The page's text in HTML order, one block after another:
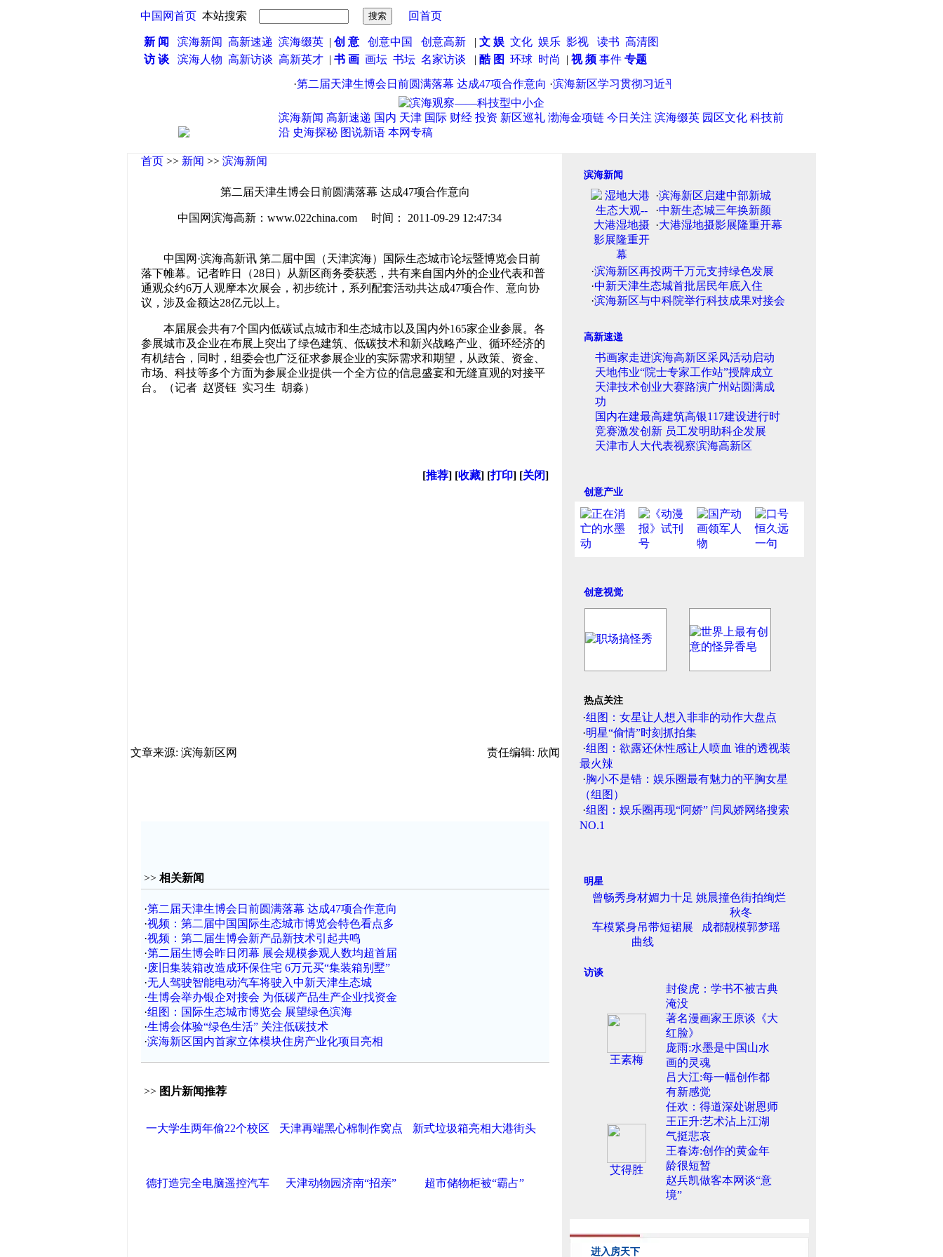
中国网首页 本站搜索 回首页
新 闻 滨海新闻 高新速递 滨海缀英| 创 意 创意中国 创意高新 | 文 娱 文化 娱乐 影视 读书 高清图
访 谈
滨海人物 高新访谈 高新英才 | 书 画 画坛 书坛 名家访谈 | 酷 图 环球 时尚 | 视 频事件 专题
第二届天津生博会日前圆满落幕 达成47项合作意向·滨海新区学习贯彻习近平同志在津考察时重要讲话
滨海新闻 高新速递 国内 天津 国际 财经 投资 新区巡礼 渤海金项链 今日关注 滨海缀英 园区文化 科技前
沿 史海探秘 图说新语 本网专稿
首页 >> 新闻 >> 滨海新闻
第二届天津生博会日前圆满落幕 达成47项合作意向
中国网滨海高新：www.022china.com 时间： 2011-09-29 12:47:34
中国网·滨海高新讯 第二届中国（天津滨海）国际生态城市论坛暨博览会日前
落下帷幕。记者昨日（28日）从新区商务委获悉，共有来自国内外的企业代表和普
通观众约6万人观摩本次展会，初步统计，系列配套活动共达成47项合作、意向协
议，涉及金额达28亿元以上。
本届展会共有7个国内低碳试点城市和生态城市以及国内外165家企业参展。各
参展城市及企业在布展上突出了绿色建筑、低碳技术和新兴战略产业、循环经济的
有机结合，同时，组委会也广泛征求参展企业的实际需求和期望，从政策、资金、
市场、科技等多个方面为参展企业提供一个全方位的信息盛宴和无缝直观的对接平
台。（记者 赵贤钰 实习生 胡淼）
[推荐] [收藏] [打印] [关闭]
文章来源: 滨海新区网 责任编辑: 欣闻
>> 相关新闻
·第二届天津生博会日前圆满落幕 达成47项合作意向
·视频：第二届中国国际生态城市博览会特色看点多
·视频：第二届生博会新产品新技术引起共鸣
·第二届生博会昨日闭幕 展会规模参观人数均超首届
·废旧集装箱改造成环保住宅 6万元买“集装箱别墅”
·无人驾驶智能电动汽车将驶入中新天津生态城
·生博会举办银企对接会 为低碳产品生产企业找资金
·组图：国际生态城市博览会 展望绿色滨海
·生博会体验“绿色生活” 关注低碳技术
·滨海新区国内首家立体模块住房产业化项目亮相
>> 图片新闻推荐
一大学生两年偷22个校区 天津再端黑心棉制作窝点 新式垃圾箱亮相大港街头
德打造完全电脑遥控汽车 天津动物园济南“招亲” 超市储物柜被“霸占”
滨海新闻
·滨海新区启建中部新城
·中新生态城三年换新颜
·大港湿地摄影展隆重开幕
·滨海新区再投两千万元支持绿色发展
·中新天津生态城首批居民年底入住
·滨海新区与中科院举行科技成果对接会
高新速递
书画家走进滨海高新区采风活动启动
天地伟业“院士专家工作站”授牌成立
天津技术创业大赛路演广州站圆满成
功
国内在建最高建筑高银117建设进行时
竞赛激发创新 员工发明助科企发展
天津市人大代表视察滨海高新区
创意产业
创意视觉
热点关注
·组图：女星让人想入非非的动作大盘点
·明星“偷情”时刻抓拍集
·组图：欲露还休性感让人喷血 谁的透视装
最火辣
·胸小不是错：娱乐圈最有魅力的平胸女星
（组图）
·组图：娱乐圈再现“阿娇” 闫凤娇网络搜索
NO.1
明星
曾畅秀身材媚力十足 姚晨撞色街拍绚烂
秋冬
车模紧身吊带短裙展
曲线
成都靓模郭梦瑶
访谈
王素梅
封俊虎：学书不被古典
淹没
著名漫画家王原谈《大
红脸》
庞雨:水墨是中国山水
画的灵魂
吕大江:每一幅创作都
有新感觉
艾得胜
任欢：得道深处谢恩师
王正升:艺术沾上江湖
气挺悲哀
王春涛:创作的黄金年
龄很短暂
赵兵凯做客本网谈“意
境”